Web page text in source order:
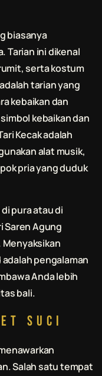
biasanya
Tarian ini dikenal
serta kostum
tarian yang
kebaikan dan
kebaikan dan
Kecak adalah
alat musik,
pria yang duduk
pura atau di
Agung
Menyaksikan
pengalaman
Anda lebih
bali.
Suci
Salah satu tempat